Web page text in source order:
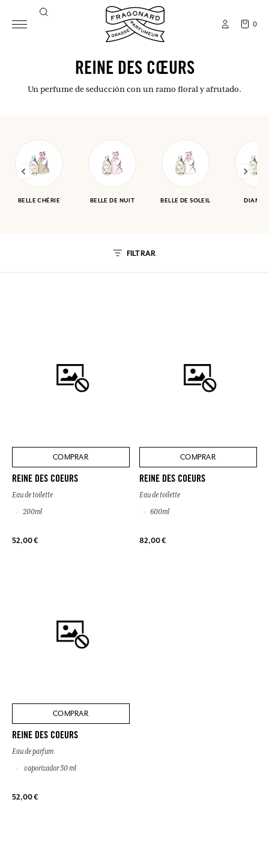
0
REINE DES CŒURS
Un perfume de seducción con un ramo floral y afrutado.
BELLE CHÉRIE BELLE DE NUIT BELLE DE SOLEIL
FILTRAR
COMPRAR
REINE DES COEURS
Eau de toilette
200ml
52,00 €
COMPRAR
REINE DES COEURS
Eau de toilette
600ml
82,00 €
COMPRAR
REINE DES COEURS
Eau de parfum
vaporizador 50 ml
52,00 €